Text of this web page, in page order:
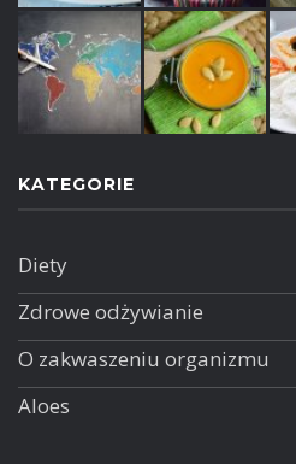
KATEGORIE
Diety
Zdrowe odżywianie
O zakwaszeniu organizmu
Aloes